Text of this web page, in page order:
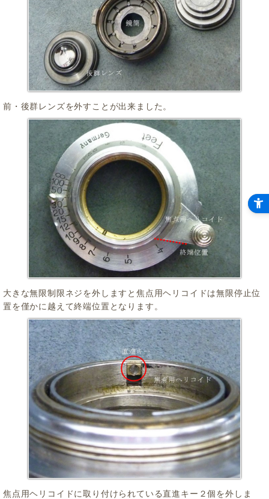
前・後群レンズを外すことが出来ました。
大きな無限制限ネジを外しますと焦点用ヘリコイドは無限停止位
置を僅かに越えて終端位置となります。
焦点用ヘリコイドに取り付けられている直進キー２個を外しま